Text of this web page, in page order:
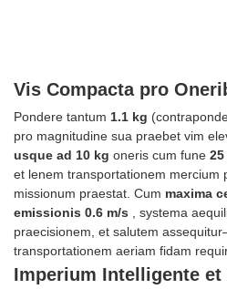
Vis Compacta pro
Pondere tantum 1.1 kg
pro magnitudine sua praebet vim
usque ad 10 kg oneris cum fune
et lenem transportationem mercium
missionum praestat. Cum maxima
emissionis 0.6 m/s , systema
praecisionem, et salutem
transportationem aeriam fidam
Imperium Intelligente et